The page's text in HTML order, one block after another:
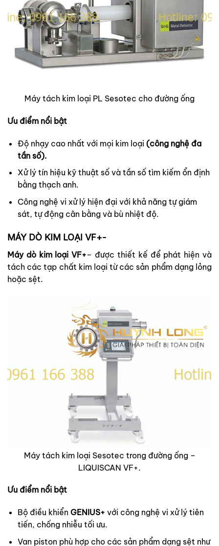
Máy tách kim loại PL Sesotec cho đường ống
Ưu điểm nổi bật
Độ nhạy cao nhất với mọi kim loại (công nghệ đa
tần số).
Xử lý tín hiệu kỹ thuật số và tần số tìm kiếm ổn định
bằng thạch anh.
Công nghệ vi xử lý hiện đại với khả năng tự giám
sát, tự động cân bằng và bù nhiệt độ.
MÁY DÒ KIM LOẠI VF+-
Máy dò kim loại VF+– được thiết kế để phát hiện và
tách các tạp chất kim loại từ các sản phẩm dạng lỏng
hoặc sệt.
Máy tách kim loại Sesotec trong đường ống –
LIQUISCAN VF+.
Ưu điểm nổi bật
Bộ điều khiển GENIUS+ với công nghệ vi xử lý tiên
tiến, chống nhiễu tối ưu.
Van piston phù hợp cho các sản phẩm dạng sệt như